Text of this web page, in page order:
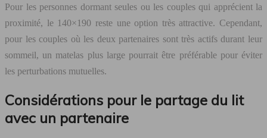
Pour les personnes dormant seules ou les couples qui apprécient la
proximité, le 140×190 reste une option très attractive. Cependant,
pour les couples où les deux partenaires sont très actifs durant leur
sommeil, un matelas plus large pourrait être préférable pour éviter
les perturbations mutuelles.
Considérations pour le partage du lit
avec un partenaire